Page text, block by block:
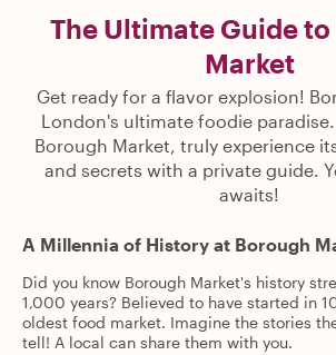
The Ultimate Guide
Market
Get ready for a flavor explosion!
London's ultimate foodie
Borough Market, truly experience
and secrets with a private guide.
awaits!
A Millennia of History at Borough
Did you know Borough Market's history
1,000 years? Believed to have started in
oldest food market. Imagine the stories
tell! A local can share them with you.